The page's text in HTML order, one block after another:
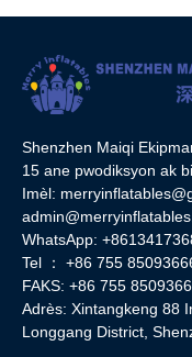
Shenzhen Maiqi
15 ane pwodiksyon ak
Imèl:
WhatsApp:
Tel ： +86 755
FAKS: +86 755
Adrès: Xintangkeng 88
Longgang District,